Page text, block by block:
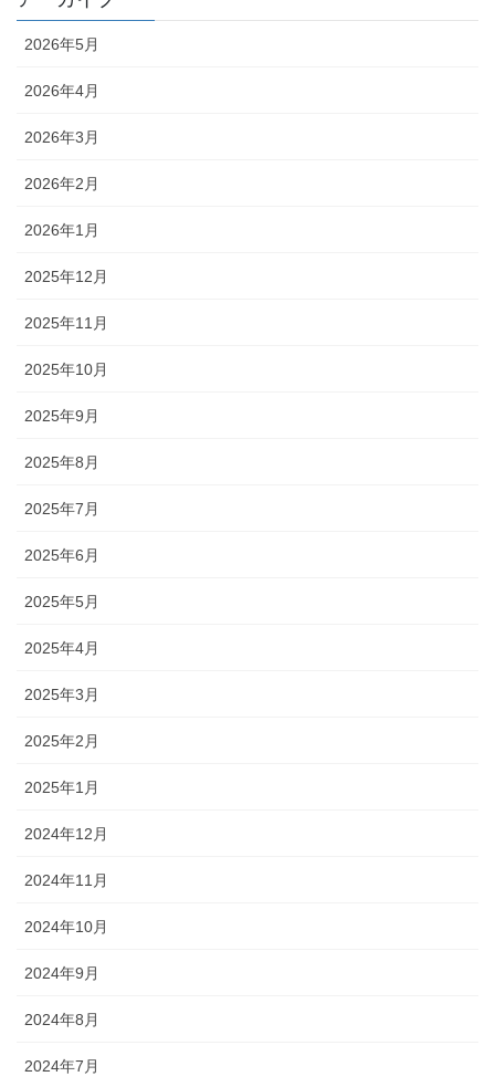
2026年5月
2026年4月
2026年3月
2026年2月
2026年1月
2025年12月
2025年11月
2025年10月
2025年9月
2025年8月
2025年7月
2025年6月
2025年5月
2025年4月
2025年3月
2025年2月
2025年1月
2024年12月
2024年11月
2024年10月
2024年9月
2024年8月
2024年7月